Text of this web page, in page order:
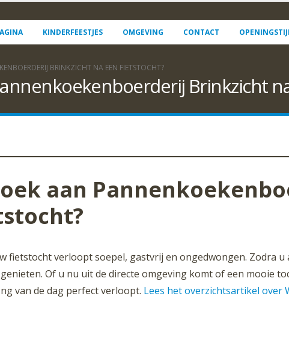
KINDERFEESTJES OMGEVING CONTACT
BRINKZICHT NA EEN FIETSTOCHT?
Brinkzicht
aan
fietstocht verloopt soepel, gastvrij en ongedwongen. Zodra
Of u nu uit de directe omgeving komt of een mooie
van de dag perfect verloopt. Lees het overzichtsartikel over